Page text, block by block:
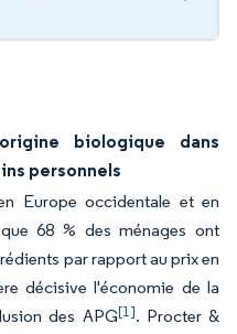
biologique dans
personnels
Europe occidentale et en
68 % des ménages ont
par rapport au prix en
décisive l'économie de la
des APG[1]. Procter &